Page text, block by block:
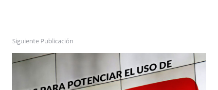
Siguiente Publicación